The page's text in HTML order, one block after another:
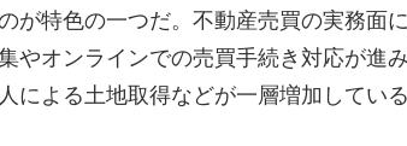
が特色の一つだ。不動産売買の実務面
やオンラインでの売買手続き対応が進
による土地取得などが一層増加している